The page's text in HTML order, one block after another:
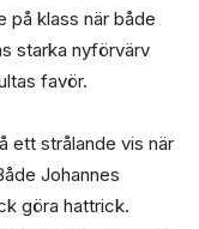
på klass när både
starka nyförvärv
favör.
ett strålande vis när
Johannes
göra hattrick.